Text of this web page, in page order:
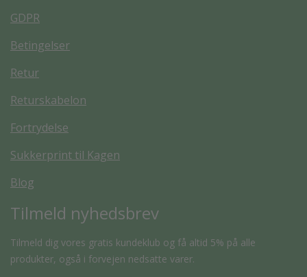
GDPR
Betingelser
Retur
Returskabelon
Fortrydelse
Sukkerprint til Kagen
Blog
Tilmeld nyhedsbrev
Tilmeld dig vores gratis kundeklub og få altid 5% på alle
produkter, også i forvejen nedsatte varer.